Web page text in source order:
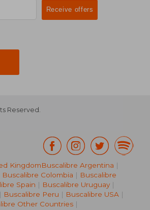
Reserved.
KingdomBuscalibre Argentina |
Buscalibre Colombia | Buscalibre
Spain | Buscalibre Uruguay |
| Buscalibre Peru | Buscalibre USA|
Other Countries|